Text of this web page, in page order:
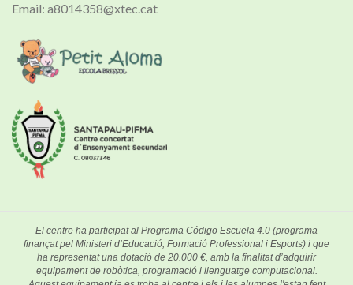
Email: a8014358@xtec.cat
El centre ha participat al Programa Código Escuela 4.0 (programa
finançat pel Ministeri d’Educació, Formació Professional i Esports) i que
ha representat una dotació de 20.000 €, amb la finalitat d’adquirir
equipament de robòtica, programació i llenguatge computacional.